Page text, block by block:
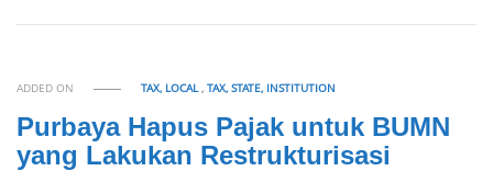
ADDED ON TAX, LOCAL,TAX, STATE, INSTITUTION
Purbaya Hapus Pajak untuk BUMN
yang Lakukan Restrukturisasi